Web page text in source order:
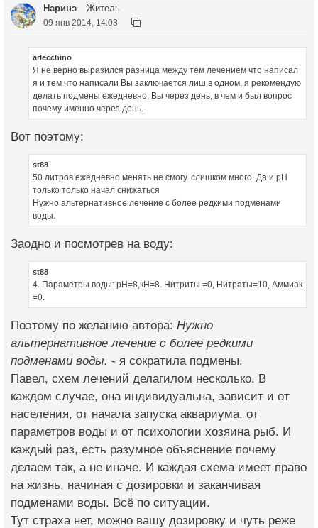
Наринэ Житель
09 янв 2014, 14:03
arlecchino
Я не верно выразился разница между тем лечением что написал
я и тем что написали Вы заключается лиш в одном, я рекомендую
делать подмены ежедневно, Вы через день, в чем и был вопрос
почему именно через день.
Вот поэтому:
st88
50 литров ежедневно менять не смогу. слишком много. Да и рН
только только начал снижаться
Нужно альтернативное лечение с более редкими подменами
воды.
Заодно и посмотрев на воду:
st88
4. Параметры воды: рН=8,кН=8. Нитриты =0, Нитраты=10, Аммиак
=0.
Поэтому по желанию автора: Нужно
альтернативное лечение с более редкими
подменами воды. - я сократила подмены.
Павел, схем лечений делагилом несколько. В
каждом случае, она индивидуальна, зависит и от
населения, от начала запуска аквариума, от
параметров воды и от психологии хозяина рыб. И
каждый раз, есть разумное объяснение почему
делаем так, а не иначе. И каждая схема имеет право
на жизнь, начиная с дозировки и заканчивая
подменами воды. Всё по ситуации.
Тут страха нет, можно вашу дозировку и чуть реже